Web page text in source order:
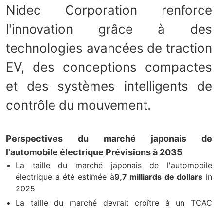
Nidec Corporation renforce
l'innovation grâce à des
technologies avancées de traction
EV, des conceptions compactes
et des systèmes intelligents de
contrôle du mouvement.
Perspectives du marché japonais de
l'automobile électrique Prévisions à 2035
La taille du marché japonais de l'automobile
électrique a été estimée à9,7 milliards de dollars in
2025
La taille du marché devrait croître à un TCAC